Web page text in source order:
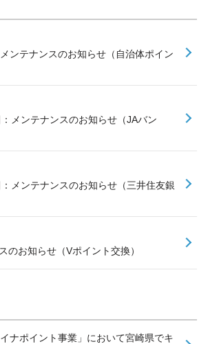
ンテナンスのお知らせ（自治体ポイン
メンテナンスのお知らせ（JAバン
メンテナンスのお知らせ（三井住友銀
のお知らせ（Vポイント交換）
ナポイント事業」において宮崎県でキ